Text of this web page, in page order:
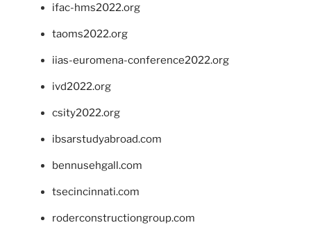
ifac-hms2022.org
taoms2022.org
iias-euromena-conference2022.org
ivd2022.org
csity2022.org
ibsarstudyabroad.com
bennusehgall.com
tsecincinnati.com
roderconstructiongroup.com